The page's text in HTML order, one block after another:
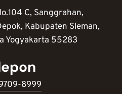
C, Sanggrahan,
Kabupaten Sleman,
Yogyakarta 55283
8999